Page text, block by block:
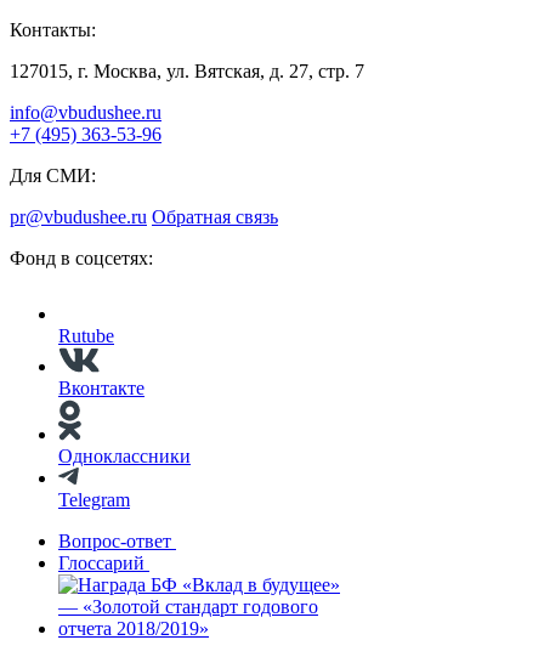
Контакты:
127015, г. Москва, ул. Вятская, д. 27, стр. 7
info@vbudushee.ru
+7 (495) 363-53-96
Для СМИ:
pr@vbudushee.ru Обратная связь
Фонд в соцсетях:
Rutube
Вконтакте
Одноклассники
Telegram
Вопрос-ответ
Глоссарий